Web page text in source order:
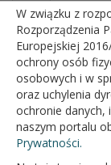
Wt 7:30 -
Śr 7:30 -
Czw 7:30 -
Pt 7:30 -
W związku z
Rozporządzenia
Europejskiej
ochrony osób
osobowych i w
oraz uchylenia
ochronie danych,
naszym portalu
Prywatności.